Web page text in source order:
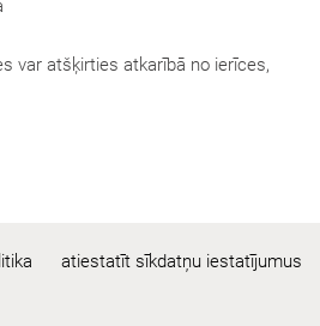
var atšķirties atkarībā no ierīces,
atiestatīt sīkdatņu iestatījumus